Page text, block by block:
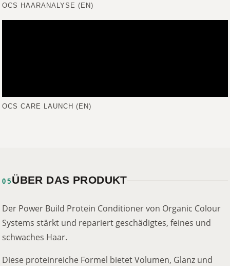
OCS HAARANALYSE (EN)
OCS CARE LAUNCH (EN)
05 ÜBER DAS PRODUKT
Der Power Build Protein Conditioner von Organic Colour
Systems stärkt und repariert geschädigtes, feines und
schwaches Haar.
Diese proteinreiche Formel bietet Volumen, Glanz und